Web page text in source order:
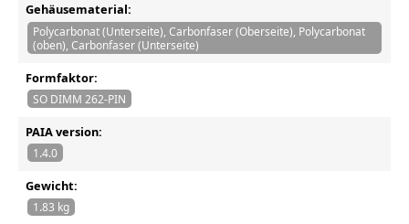
Gehäusematerial:
Polycarbonat (Unterseite), Carbonfaser (Oberseite), Polycarbonat
(oben), Carbonfaser (Unterseite)
Formfaktor:
SO DIMM 262-PIN
PAIA version:
1.4.0
Gewicht:
1.83 kg